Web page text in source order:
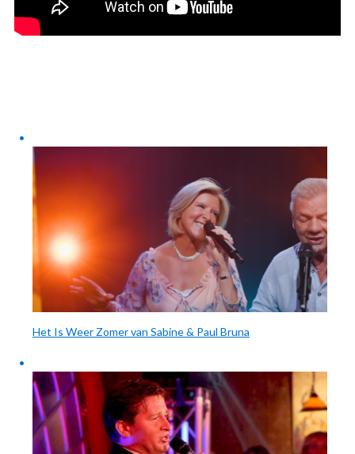
Het Is Weer Zomer van Sabine & Paul Bruna